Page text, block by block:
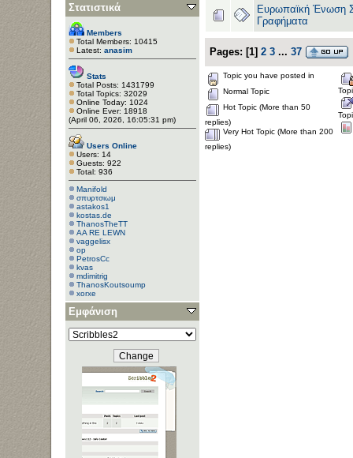
Στατιστικά
Members
Total Members: 10415
Latest: anasim
Stats
Total Posts: 1431799
Total Topics: 32029
Online Today: 1024
Online Ever: 18918
(April 06, 2026, 16:05:31 pm)
Users Online
Users: 14
Guests: 922
Total: 936
Manifold
σπυρτσιωμ
astakos1
kostas.de
ThanosTheTT
AA RE LEWN
vaggelisx
op
PetrosCc
kvas
mdimitrig
ThanosKoutsoump
xorxe
Εμφάνιση
Ευρωπαϊκή Ένωση
Γραφήματα
Pages: [1] 2 3 ... 37
Topic you have posted in
Normal Topic
Hot Topic (More than 50
replies)
Very Hot Topic (More than 200
replies)